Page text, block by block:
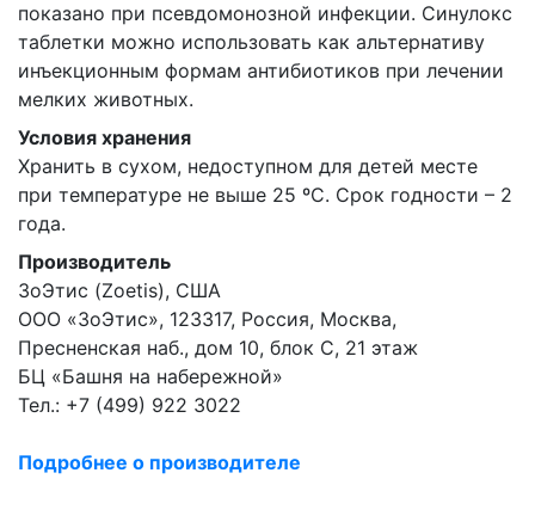
показано при псевдомонозной инфекции. Синулокс
таблетки можно использовать как альтернативу
инъекционным формам антибиотиков при лечении
мелких животных.
Условия хранения
Хранить в сухом, недоступном для детей месте
при температуре не выше 25 ºС. Срок годности – 2
года.
Производитель
ЗоЭтис (Zoetis), США
ООО «ЗоЭтис», 123317, Россия, Москва,
Пресненская наб., дом 10, блок С, 21 этаж
БЦ «Башня на набережной»
Тел.: +7 (499) 922 3022
Подробнее о производителе